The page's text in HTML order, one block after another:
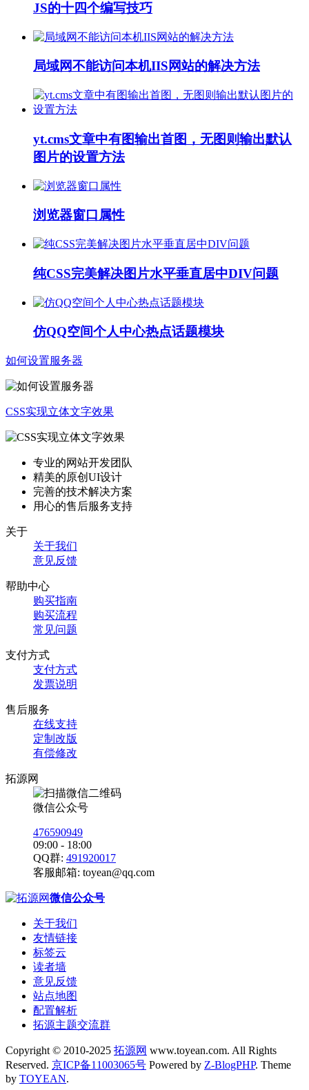
JS的十四个编写技巧
局域网不能访问本机IIS网站的解决方法
yt.cms文章中有图输出首图，无图则输出默认
图片的设置方法
浏览器窗口属性
纯CSS完美解决图片水平垂直居中DIV问题
仿QQ空间个人中心热点话题模块
如何设置服务器
CSS实现立体文字效果
专业的网站开发团队
精美的原创UI设计
完善的技术解决方案
用心的售后服务支持
关于
关于我们
意见反馈
帮助中心
购买指南
购买流程
常见问题
支付方式
支付方式
发票说明
售后服务
在线支持
定制改版
有偿修改
拓源网
微信公众号
476590949
09:00 - 18:00
QQ群: 491920017
客服邮箱: toyean@qq.com
微信公众号
关于我们
友情链接
标签云
读者墙
意见反馈
站点地图
配置解析
拓源主题交流群
Copyright © 2010-2025 拓源网 www.toyean.com. All Rights
Reserved. 京ICP备11003065号 Powered by Z-BlogPHP. Theme
by TOYEAN.